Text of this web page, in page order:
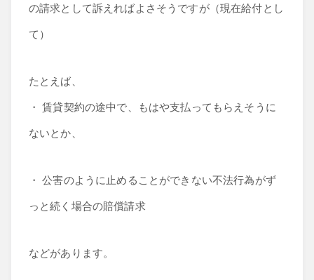
の請求として訴えればよさそうですが（現在給付とし
て）
たとえば、
・ 賃貸契約の途中で、もはや支払ってもらえそうに
ないとか、
・ 公害のように止めることができない不法行為がず
っと続く場合の賠償請求
などがあります。